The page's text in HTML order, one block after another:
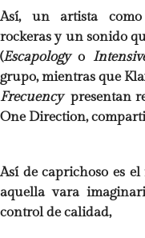
Así, un artista
rockeras y un sonido
(Escapology o
grupo, mientras que
Frecuencypresentan
One Direction,
Así de caprichoso es
aquella vara
control de calidad,